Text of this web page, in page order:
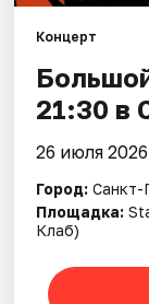
Города
Площадки
Рейтинги
Концерт
21:30 в
26 июля 2026
Город: Санкт-
Площадка:
Клаб)